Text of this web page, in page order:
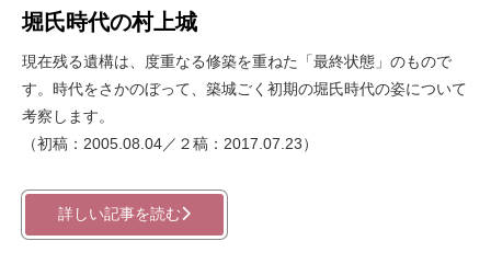
堀氏時代の村上城
現在残る遺構は、度重なる修築を重ねた「最終状態」のもので
す。時代をさかのぼって、築城ごく初期の堀氏時代の姿について
考察します。
（初稿：2005.08.04／２稿：2017.07.23）
詳しい記事を読む